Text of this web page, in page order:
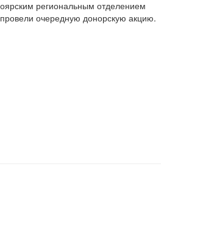
региональным отделением
очередную донорскую акцию.